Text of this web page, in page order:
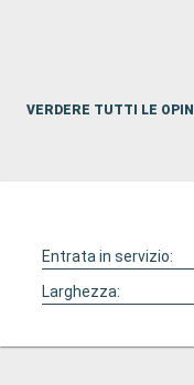
VERDERE TUTTI LE
Entrata in servizio:
Larghezza: